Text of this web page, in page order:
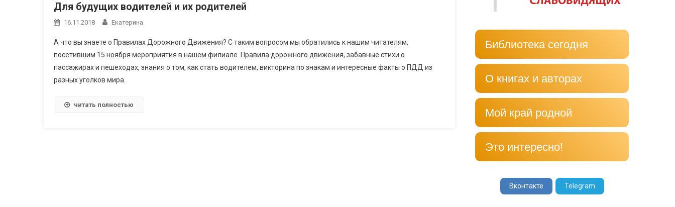
Для будущих водителей и их родителей
16.11.2018 Екатерина
А что вы знаете о Правилах Дорожного Движения? С таким вопросом мы обратились к нашим читателям,
посетившим 15 ноября мероприятия в нашем филиале. Правила дорожного движения, забавные стихи о
пассажирах и пешеходах, знания о том, как стать водителем, викторина по знакам и интересные факты о ПДД из
разных уголков мира.
читать полностью
Библиотека сегодня
О книгах и авторах
Мой край родной
Это интересно!
Вконтакте Telegram